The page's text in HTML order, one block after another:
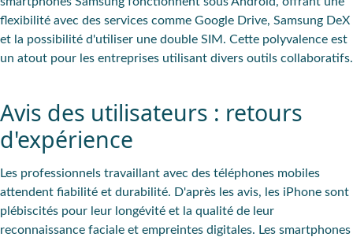
flexibilité avec des services comme Google Drive, Samsung DeX
et la possibilité d'utiliser une double SIM. Cette polyvalence est
un atout pour les entreprises utilisant divers outils collaboratifs.
Avis des utilisateurs : retours
d'expérience
Les professionnels travaillant avec des téléphones mobiles
attendent fiabilité et durabilité. D'après les avis, les iPhone sont
plébiscités pour leur longévité et la qualité de leur
reconnaissance faciale et empreintes digitales. Les smartphones